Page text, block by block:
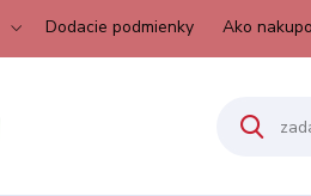
Dodacie podmienky Ako